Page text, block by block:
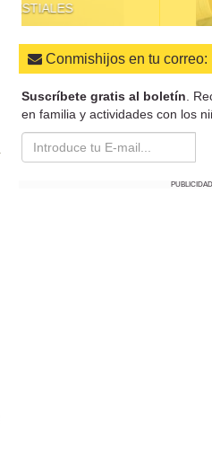
NO SEA UN
Conmishijos en tu correo:
Suscríbete gratis al boletín .
en familia y actividades con los
PUBLICIDAD